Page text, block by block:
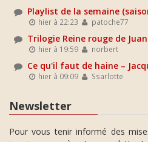
Playlist de la semaine
hier à 22:23 patoche77
Trilogie Reine rouge de
hier à 19:59 norbert
Ce qu'il faut de haine –
hier à 09:09 Ssarlotte
Newsletter
Pour vous tenir informé des